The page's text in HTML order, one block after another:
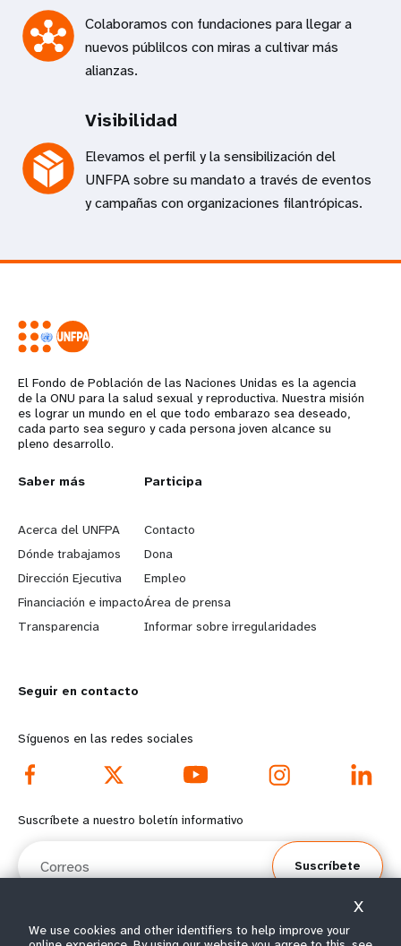
Colaboramos con fundaciones para llegar a
nuevos públilcos con miras a cultivar más
alianzas.
Visibilidad
Elevamos el perfil y la sensibilización del
UNFPA sobre su mandato a través de eventos
y campañas con organizaciones filantrópicas.
El Fondo de Población de las Naciones Unidas es la agencia
de la ONU para la salud sexual y reproductiva. Nuestra misión
es lograr un mundo en el que todo embarazo sea deseado,
cada parto sea seguro y cada persona joven alcance su
pleno desarrollo.
L
e
a
r
n
o
r
e
f
o
t
Saber más
Acerca del UNFPA
Dónde trabajamos
Dirección Ejecutiva
Financiación e impacto
Transparencia
G
o
b
e
y
d
o
t
e
Participa
Contacto
Dona
Empleo
Área de prensa
Informar sobre irregularidades
Seguir en contacto
Síguenos en las redes sociales
Suscríbete a nuestro boletín informativo
Suscríbete
We use cookies and other identifiers to help improve your
X